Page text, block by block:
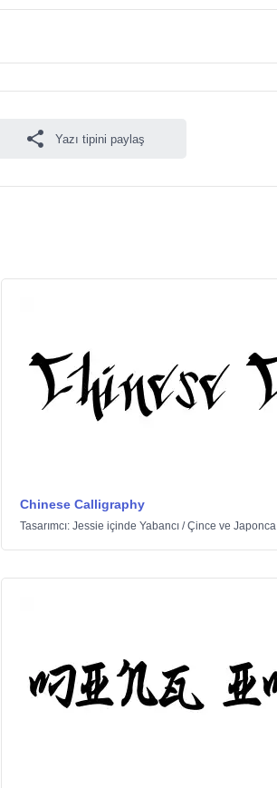
Yazı tipini paylaş
Chinese Calligraphy
Tasarımcı: Jessie içinde Yabancı/Çince ve Japonca